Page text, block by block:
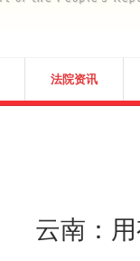
法院资讯
云南：